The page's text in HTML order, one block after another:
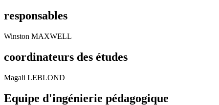
responsables
Winston MAXWELL
coordinateurs des études
Magali LEBLOND
Equipe d'ingénierie pédagogique